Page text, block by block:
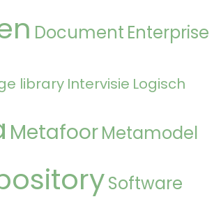
Document Enterprise
library Intervisie Logisch
MetafoorMetamodel
Software